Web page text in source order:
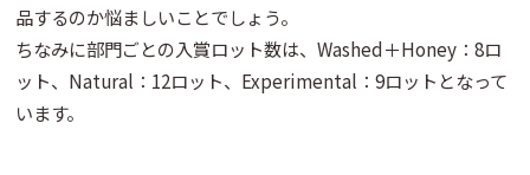
品するのか悩ましいことでしょう。
ちなみに部門ごとの入賞ロット数は、Washed＋Honey：8ロ
ット、Natural：12ロット、Experimental：9ロットとなって
います。